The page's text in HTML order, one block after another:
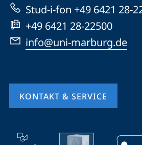
Stud-i-fon +49 6421 28-
+49 6421 28-22500
info@uni-marburg.de
KONTAKT & SERVICE
Mobile-